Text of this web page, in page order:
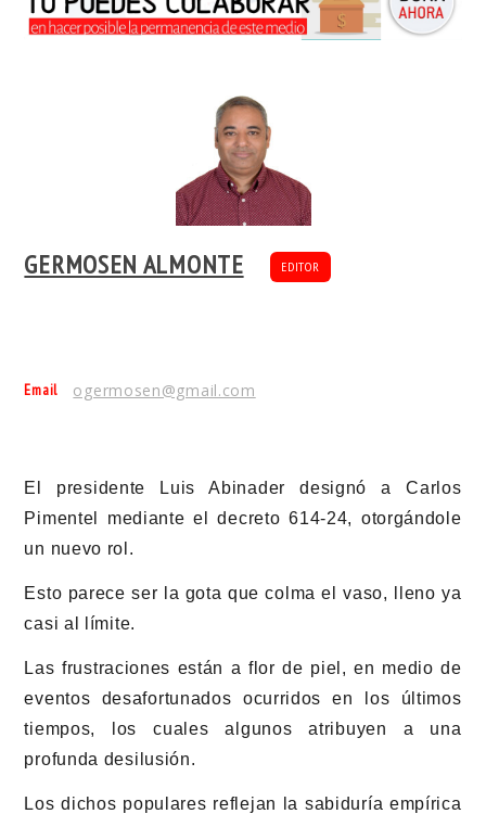
GERMOSEN ALMONTE EDITOR
Email ogermosen@gmail.com
El presidente Luis Abinader designó a Carlos
Pimentel mediante el decreto 614-24, otorgándole
un nuevo rol.
Esto parece ser la gota que colma el vaso, lleno ya
casi al límite.
Las frustraciones están a flor de piel, en medio de
eventos desafortunados ocurridos en los últimos
tiempos, los cuales algunos atribuyen a una
profunda desilusión.
Los dichos populares reflejan la sabiduría empírica